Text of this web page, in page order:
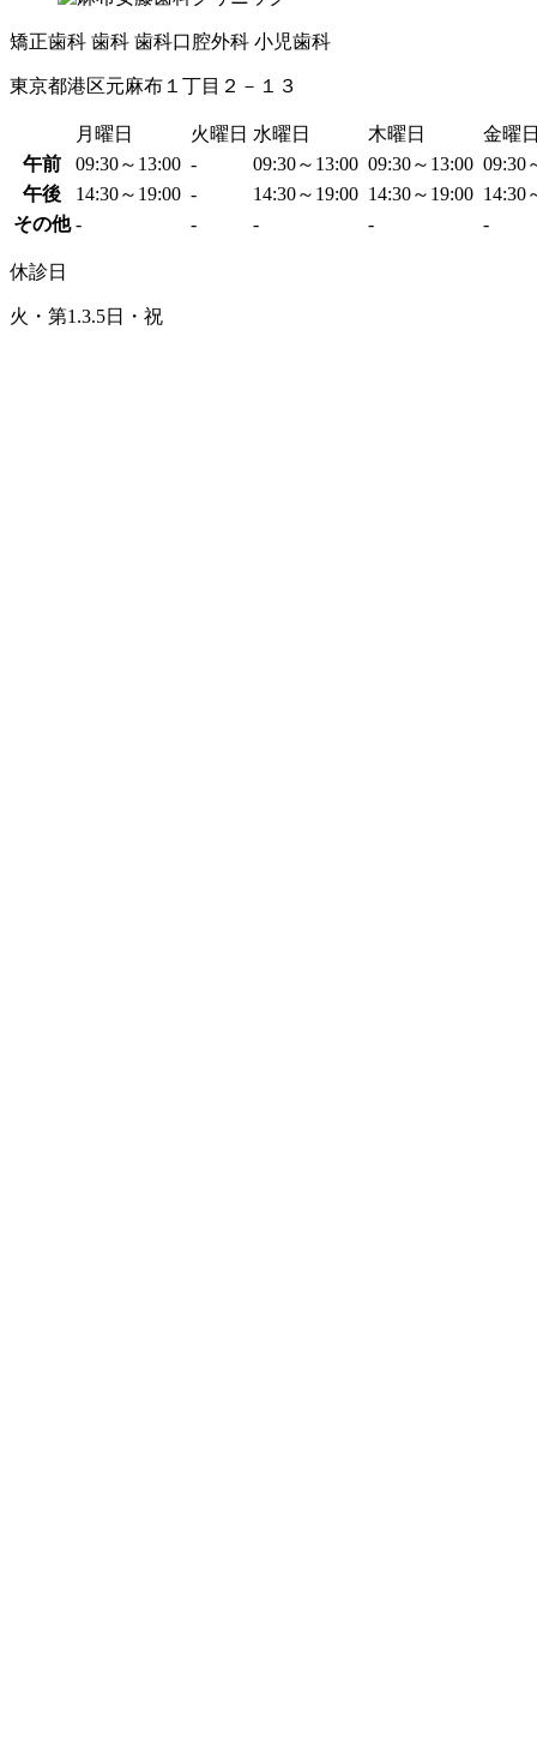
矯正歯科 歯科 歯科口腔外科 小児歯科
東京都港区元麻布１丁目２－１３
月曜日 火曜日 水曜日 木曜日 金曜日
午前
09:30～13:00 - 09:30～13:00 09:30～13:00 09:30
午後
14:30～19:00 - 14:30～19:00 14:30～19:00 14:30
その他 - - - - -
休診日
火・第1.3.5日・祝